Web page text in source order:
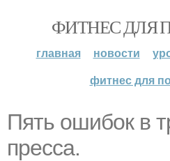
ФИТНЕС ДЛЯ
главная новости
фитнес для
Пять ошибок в
пресса.